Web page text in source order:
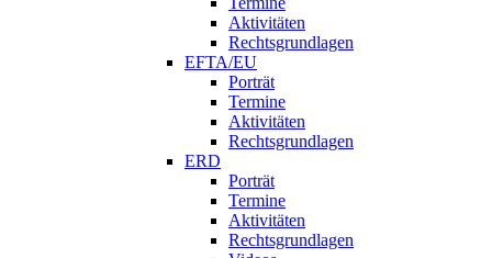
Aktivitäten
Rechtsgrundlagen
EFTA/EU
Porträt
Termine
Aktivitäten
Rechtsgrundlagen
ERD
Porträt
Termine
Aktivitäten
Rechtsgrundlagen